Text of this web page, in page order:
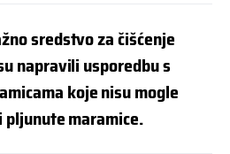
sredstvo za čišćenje
napravili usporedbu s
koje nisu mogle
maramice.